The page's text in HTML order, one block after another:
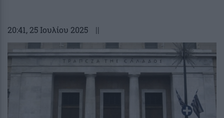
20:41, 25 Ιουλίου 2025 ||